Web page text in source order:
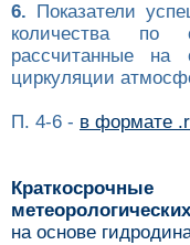
6. Показатели
количества по
рассчитанные на
циркуляции
П. 4-6 - в формате
на основе